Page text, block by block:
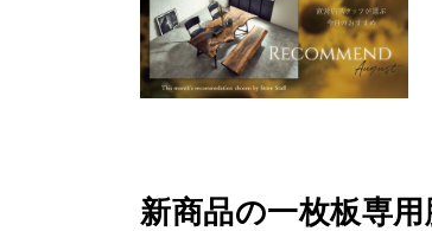
新商品の一枚板専